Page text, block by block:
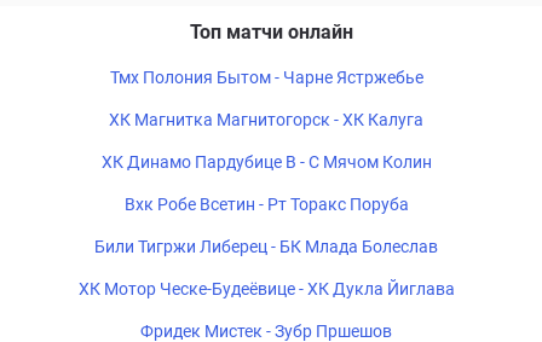
Топ матчи онлайн
Тмх Полония Бытом - Чарне Ястржебье
ХК Магнитка Магнитогорск - ХК Калуга
ХК Динамо Пардубице B - С Мячом Колин
Вхк Робе Всетин - Рт Торакс Поруба
Били Тигржи Либерец - БК Млада Болеслав
ХК Мотор Ческе-Будеёвице - ХК Дукла Йиглава
Фридек Мистек - Зубр Пршешов